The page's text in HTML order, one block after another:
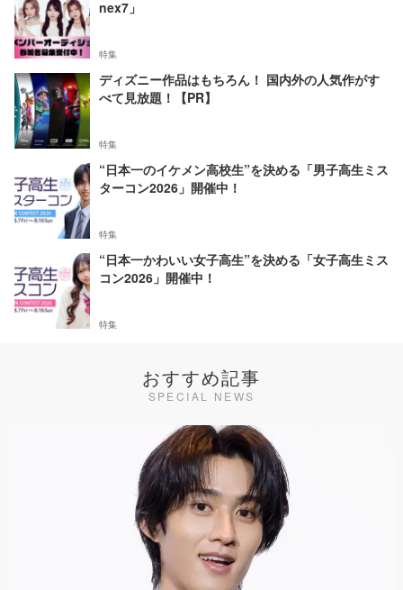
nex7」
特集
ディズニー作品はもちろん！ 国内外の人気作がす
べて見放題！【PR】
特集
“日本一のイケメン高校生”を決める「男子高生ミス
ターコン2026」開催中！
特集
“日本一かわいい女子高生”を決める「女子高生ミス
コン2026」開催中！
特集
おすすめ記事
SPECIAL NEWS